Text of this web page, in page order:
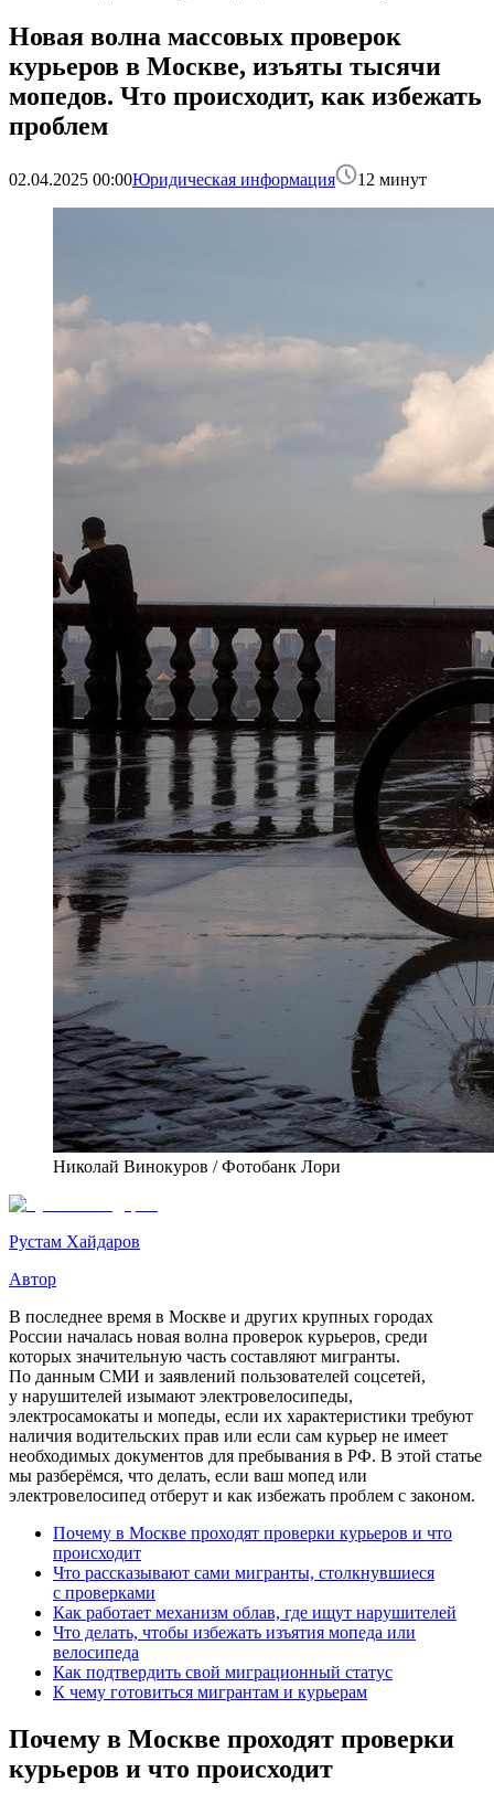
Новая волна массовых проверок
курьеров в Москве, изъяты тысячи
мопедов. Что происходит, как избежать
проблем
02.04.2025 00:00Юридическая информация 12 минут
Николай Винокуров / Фотобанк Лори
Рустам Хайдаров
Автор
В последнее время в Москве и других крупных городах
России началась новая волна проверок курьеров, среди
которых значительную часть составляют мигранты.
По данным СМИ и заявлений пользователей соцсетей,
у нарушителей изымают электровелосипеды,
электросамокаты и мопеды, если их характеристики требуют
наличия водительских прав или если сам курьер не имеет
необходимых документов для пребывания в РФ. В этой статье
мы разберёмся, что делать, если ваш мопед или
электровелосипед отберут и как избежать проблем с законом.
Почему в Москве проходят проверки курьеров и что
происходит
Что рассказывают сами мигранты, столкнувшиеся
с проверками
Как работает механизм облав, где ищут нарушителей
Что делать, чтобы избежать изъятия мопеда или
велосипеда
Как подтвердить свой миграционный статус
К чему готовиться мигрантам и курьерам
Почему в Москве проходят проверки
курьеров и что происходит